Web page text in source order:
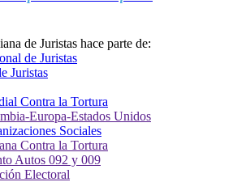
de Juristas hace parte de: